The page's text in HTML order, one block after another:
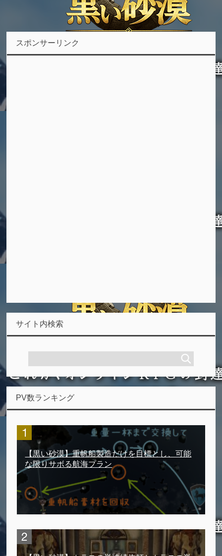
スポンサーリンク
サイト内検索
PV数ランキング
【黒い砂漠】重帆船製造だけを目標とし、可能
な限りサボる航海プラン